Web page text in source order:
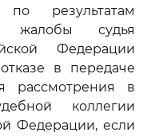
результатам
жалобы судья
Федерации
в передаче
рассмотрения в
коллегии
Федерации, если